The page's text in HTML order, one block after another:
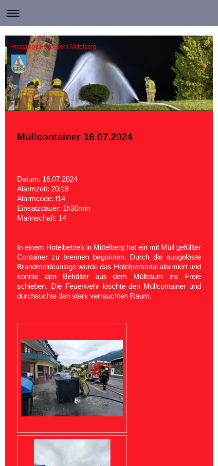
Freiwillige Feuerwehr Mittelberg
Müllcontainer 16.07.2024
Datum: 16.07.2024
Alarmzeit: 20:18
Alarmcode: f14
Einsatzdauer: 1h30min
Mannschaft: 14
In einem Hotelbetrieb in Mittelberg hat ein mit Müll gefüllter
Container zu brennen begonnen. Durch die ausgelöste
Brandmeldeanlage wurde das Hotelpersonal alarmiert und
konnte den Behälter aus dem Müllraum ins Freie
schieben. Die Feuerwehr löschte den Müllcontainer und
durchsuchte den stark verrauchten Raum.